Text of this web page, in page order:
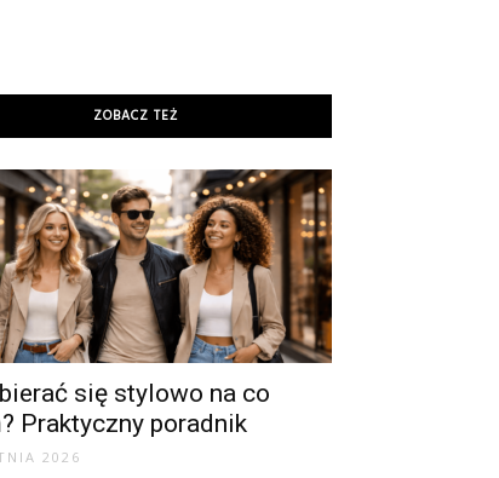
ZOBACZ TEŻ
się stylowo na co
Praktyczny poradnik
2026